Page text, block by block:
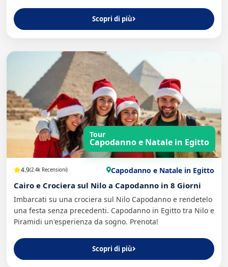
Scopri di più
Tour
Capodanno e Natale in Egitto
4.9(2.4k Recensioni) Capodanno e Natale in Egitto
Cairo e Crociera sul Nilo a Capodanno in 8 Giorni
Imbarcati su una crociera sul Nilo Capodanno e rendetelo
una festa senza precedenti. Capodanno in Egitto tra Nilo e
Piramidi un'esperienza da sogno. Prenota!
Scopri di più